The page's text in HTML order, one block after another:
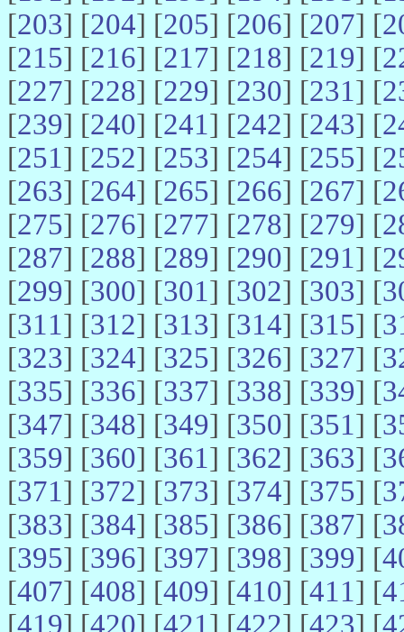
[203] [204] [205] [206] [207] [
[215] [216] [217] [218] [219] [
[227] [228] [229] [230] [231] [
[239] [240] [241] [242] [243] [
[251] [252] [253] [254] [255] [
[263] [264] [265] [266] [267] [
[275] [276] [277] [278] [279] [
[287] [288] [289] [290] [291] [
[299] [300] [301] [302] [303] [
[311] [312] [313] [314] [315] [
[323] [324] [325] [326] [327] [
[335] [336] [337] [338] [339] [
[347] [348] [349] [350] [351] [
[359] [360] [361] [362] [363] [
[371] [372] [373] [374] [375] [
[383] [384] [385] [386] [387] [
[395] [396] [397] [398] [399] [
[407] [408] [409] [410] [411] [
[419] [420] [421] [422] [423] [